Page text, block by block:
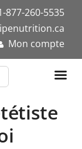
877-260-5535
Mon compte